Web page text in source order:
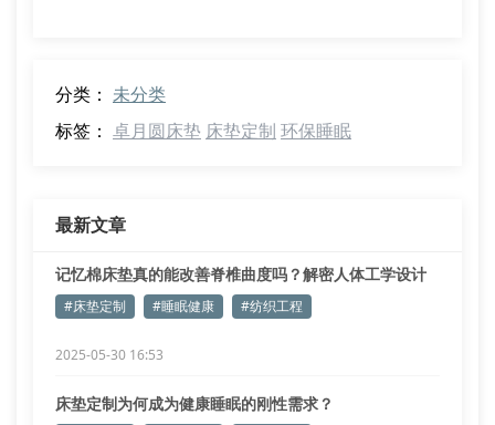
分类： 未分类
标签： 卓月圆床垫 床垫定制 环保睡眠
最新文章
记忆棉床垫真的能改善脊椎曲度吗？解密人体工学设计
原理
#床垫定制 #睡眠健康 #纺织工程
2025-05-30 16:53
床垫定制为何成为健康睡眠的刚性需求？